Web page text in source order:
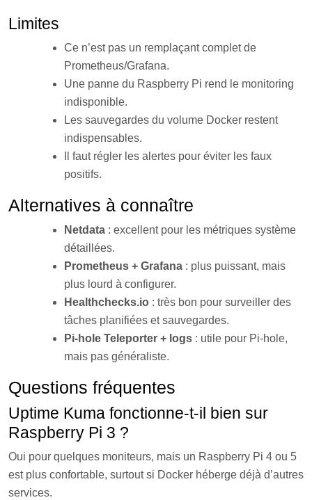
Limites
Ce n’est pas un remplaçant complet de
Prometheus/Grafana.
Une panne du Raspberry Pi rend le monitoring
indisponible.
Les sauvegardes du volume Docker restent
indispensables.
Il faut régler les alertes pour éviter les faux
positifs.
Alternatives à connaître
Netdata : excellent pour les métriques système
détaillées.
Prometheus + Grafana : plus puissant, mais
plus lourd à configurer.
Healthchecks.io : très bon pour surveiller des
tâches planifiées et sauvegardes.
Pi-hole Teleporter + logs : utile pour Pi-hole,
mais pas généraliste.
Questions fréquentes
Uptime Kuma fonctionne-t-il bien sur
Raspberry Pi 3 ?
Oui pour quelques moniteurs, mais un Raspberry Pi 4 ou 5
est plus confortable, surtout si Docker héberge déjà d’autres
services.